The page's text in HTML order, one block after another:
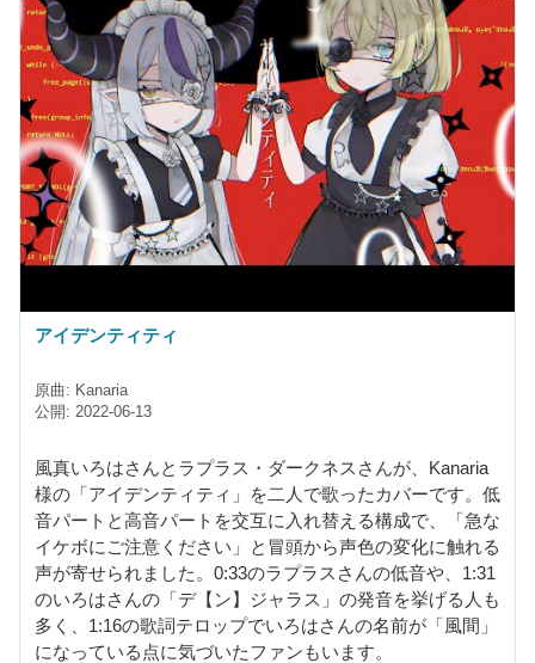
アイデンティティ
原曲: Kanaria
公開: 2022-06-13
風真いろはさんとラプラス・ダークネスさんが、Kanaria
様の「アイデンティティ」を二人で歌ったカバーです。低
音パートと高音パートを交互に入れ替える構成で、「急な
イケボにご注意ください」と冒頭から声色の変化に触れる
声が寄せられました。0:33のラプラスさんの低音や、1:31
のいろはさんの「デ【ン】ジャラス」の発音を挙げる人も
多く、1:16の歌詞テロップでいろはさんの名前が「風間」
になっている点に気づいたファンもいます。